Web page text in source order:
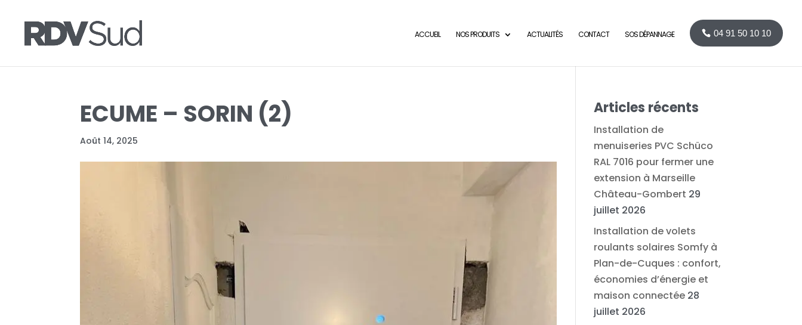
ACCUEIL NOS PRODUITS ACTUALITÉS CONTACT SOS DÉPANNAGE 04 91 50 10 10
ECUME – SORIN (2)
Août 14, 2025
Articles récents
Installation de
menuiseries PVC Schüco
RAL 7016 pour fermer une
extension à Marseille
Château-Gombert 29
juillet 2026
Installation de volets
roulants solaires Somfy à
Plan-de-Cuques : confort,
économies d’énergie et
maison connectée 28
juillet 2026